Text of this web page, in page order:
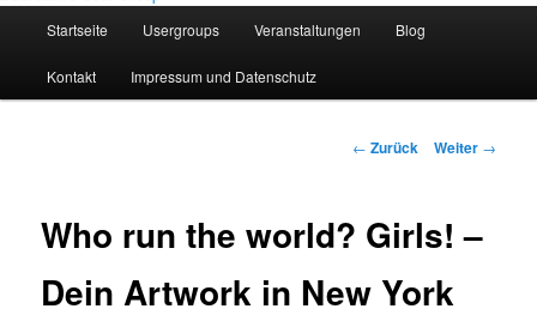
Startseite Usergroups Veranstaltungen Blog
Kontakt Impressum und Datenschutz
Beitrags-
← Zurück Weiter →
Who run the world? Girls! –
Dein Artwork in New York